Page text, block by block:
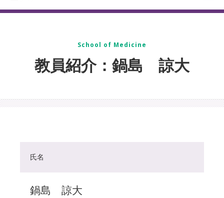
School of Medicine
教員紹介：鍋島 諒大
氏名
鍋島 諒大